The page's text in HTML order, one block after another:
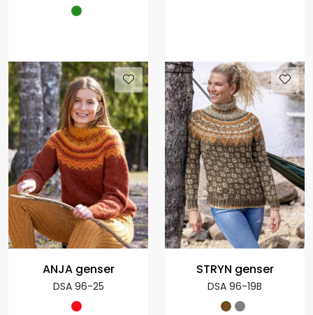
ANJA genser
DSA 96-25
STRYN genser
DSA 96-19B